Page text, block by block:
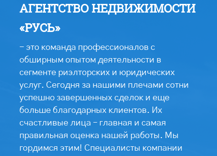
АГЕНТСТВО НЕДВИЖИМОСТИ
«РУСЬ»
- это команда профессионалов с
обширным опытом деятельности в
сегменте риэлторских и юридических
услуг. Сегодня за нашими плечами сотни
успешно завершенных сделок и еще
больше благодарных клиентов. Их
счастливые лица – главная и самая
правильная оценка нашей работы. Мы
гордимся этим! Специалисты компании